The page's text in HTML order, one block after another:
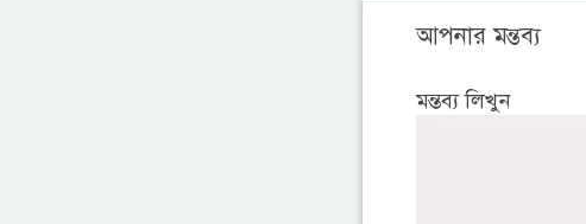
আপনার মন্তব্য
মন্তব্য লিখুন